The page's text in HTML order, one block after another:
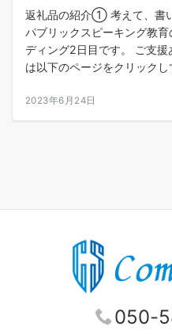
返礼品の紹介① 考えて、書
パブリックスピーキング教
ディング2日目です。 ご支
は以下のページをクリックし
2023年6月24日
050-